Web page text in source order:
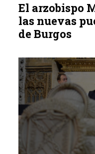
El arzobispo
las nuevas
de Burgos